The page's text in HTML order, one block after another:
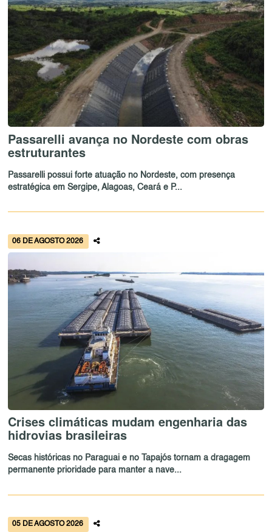
Passarelli avança no Nordeste com obras
estruturantes
Passarelli possui forte atuação no Nordeste, com presença
estratégica em Sergipe, Alagoas, Ceará e P...
06 DE AGOSTO 2026
Crises climáticas mudam engenharia das
hidrovias brasileiras
Secas históricas no Paraguai e no Tapajós tornam a dragagem
permanente prioridade para manter a nave...
05 DE AGOSTO 2026